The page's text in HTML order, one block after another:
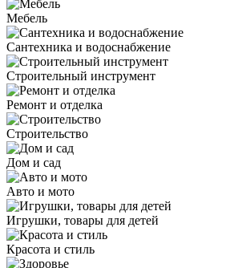
Мебель
Сантехника и водоснабжение
Строительный инструмент
Ремонт и отделка
Строительство
Дом и сад
Авто и мото
Игрушки, товары для детей
Красота и стиль